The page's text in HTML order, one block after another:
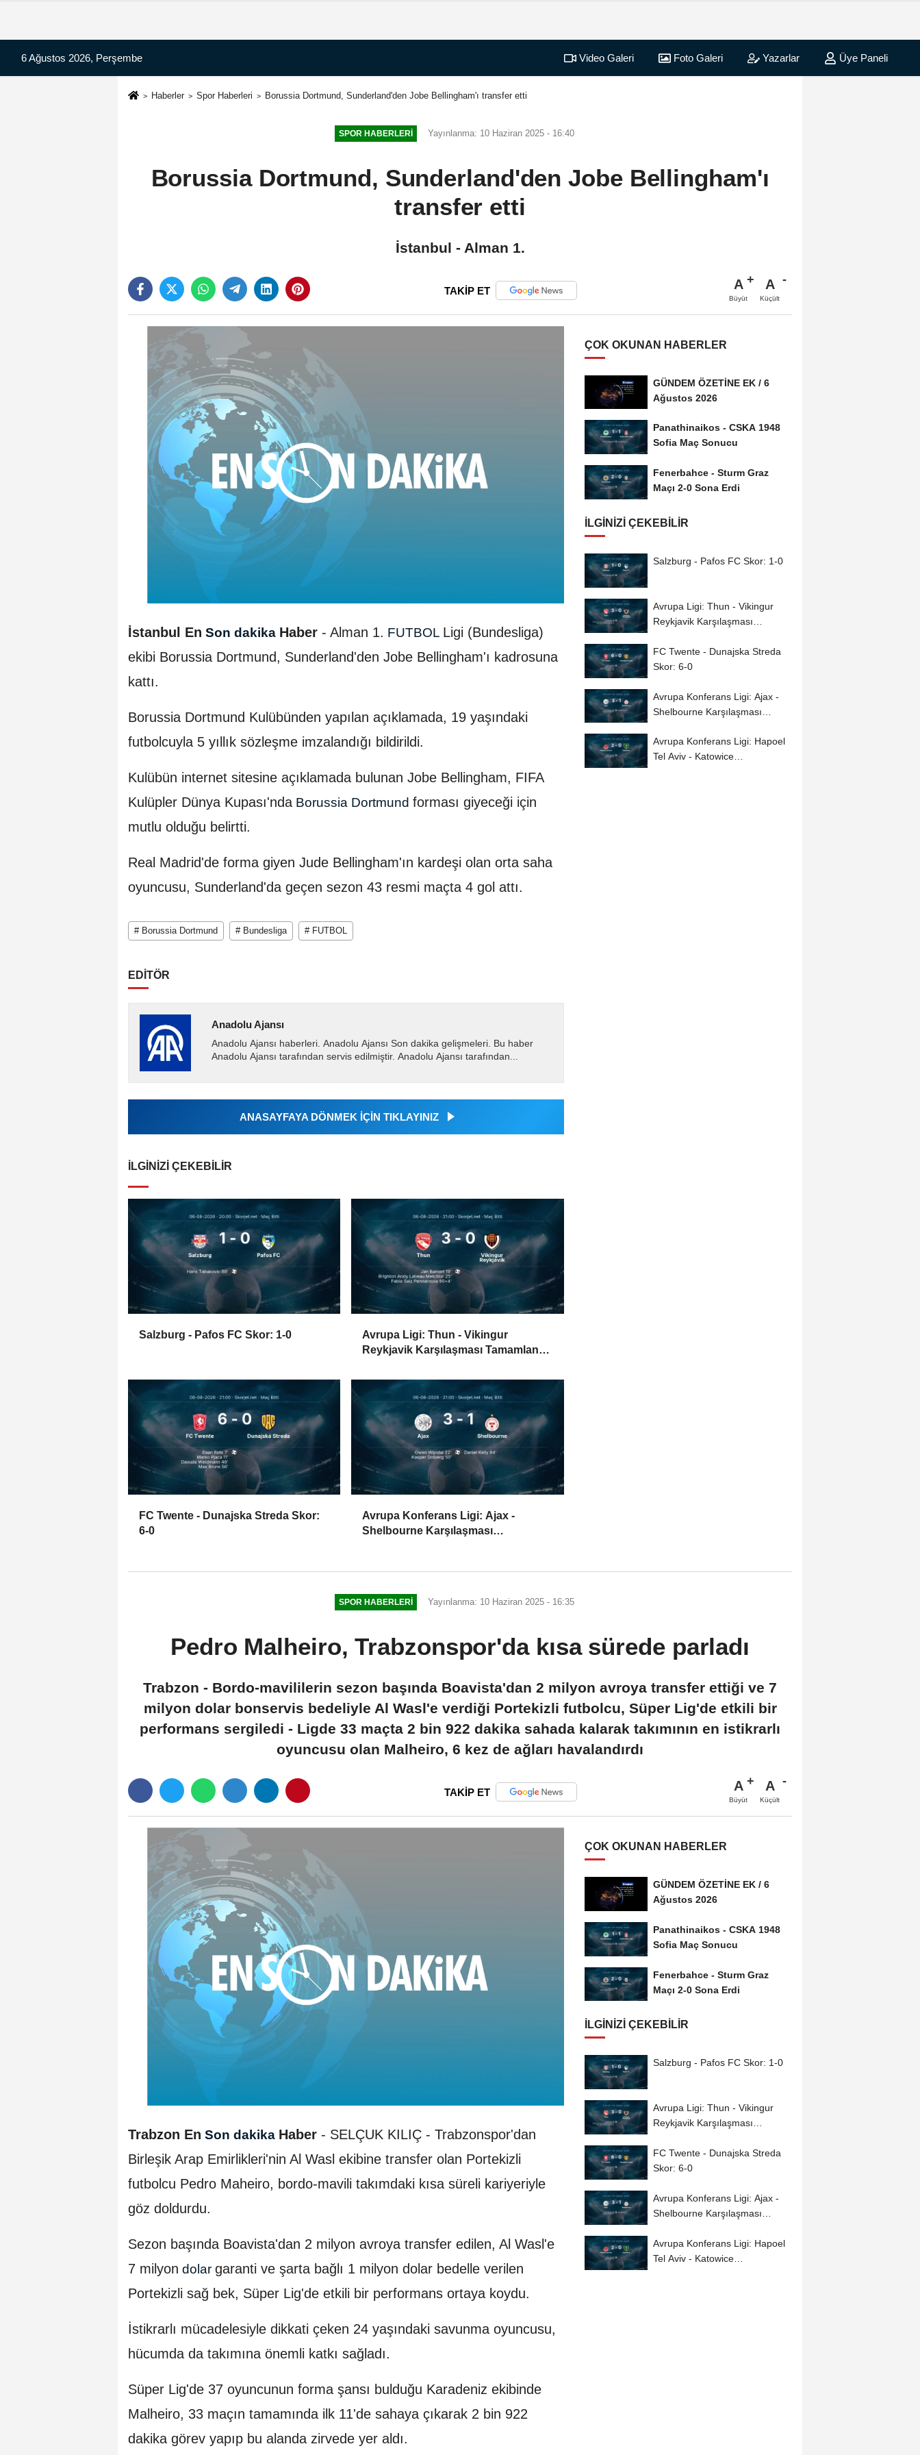
6 Ağustos 2026, Perşembe Video Galeri Foto Galeri Yazarlar Üye Paneli
Haberler Spor Haberleri Borussia Dortmund, Sunderland'den Jobe Bellingham'ı transfer etti
SPOR HABERLERI Yayınlanma: 10 Haziran 2025 - 16:40
Borussia Dortmund, Sunderland'den Jobe Bellingham'ı
transfer etti
İstanbul - Alman 1.
TAKİP ET A
Büyüt
A
Küçült
İstanbul En Son dakika Haber - Alman 1. FUTBOL Ligi (Bundesliga)
ekibi Borussia Dortmund, Sunderland'den Jobe Bellingham'ı kadrosuna
kattı.
Borussia Dortmund Kulübünden yapılan açıklamada, 19 yaşındaki
futbolcuyla 5 yıllık sözleşme imzalandığı bildirildi.
Kulübün internet sitesine açıklamada bulunan Jobe Bellingham, FIFA
Kulüpler Dünya Kupası'ndaBorussia Dortmund forması giyeceği için
mutlu olduğu belirtti.
Real Madrid'de forma giyen Jude Bellingham'ın kardeşi olan orta saha
oyuncusu, Sunderland'da geçen sezon 43 resmi maçta 4 gol attı.
# Borussia Dortmund # Bundesliga # FUTBOL
EDİTÖR
Anadolu Ajansı
Anadolu Ajansı haberleri. Anadolu Ajansı Son dakika gelişmeleri. Bu haber
Anadolu Ajansı tarafından servis edilmiştir. Anadolu Ajansı tarafından...
ANASAYFAYA DÖNMEK İÇİN TIKLAYINIZ
İLGINIZI ÇEKEBILIR
Salzburg - Pafos FC Skor: 1-0
Avrupa Ligi: Thun - Vikingur
Reykjavik Karşılaşması Tamamlandı
FC Twente - Dunajska Streda Skor:
6-0
Avrupa Konferans Ligi: Ajax -
Shelbourne Karşılaşması
ÇOK OKUNAN HABERLER
GÜNDEM ÖZETİNE EK / 6
Ağustos 2026
Panathinaikos - CSKA 1948
Sofia Maç Sonucu
Fenerbahce - Sturm Graz
Maçı 2-0 Sona Erdi
İLGINIZI ÇEKEBILIR
Salzburg - Pafos FC Skor: 1-0
Avrupa Ligi: Thun - Vikingur
Reykjavik Karşılaşması
FC Twente - Dunajska Streda
Skor: 6-0
Avrupa Konferans Ligi: Ajax -
Shelbourne Karşılaşması
Avrupa Konferans Ligi: Hapoel
Tel Aviv - Katowice
SPOR HABERLERI Yayınlanma: 10 Haziran 2025 - 16:35
Pedro Malheiro, Trabzonspor'da kısa sürede parladı
Trabzon - Bordo-mavililerin sezon başında Boavista'dan 2 milyon avroya transfer ettiği ve 7
milyon dolar bonservis bedeliyle Al Wasl'e verdiği Portekizli futbolcu, Süper Lig'de etkili bir
performans sergiledi - Ligde 33 maçta 2 bin 922 dakika sahada kalarak takımının en istikrarlı
oyuncusu olan Malheiro, 6 kez de ağları havalandırdı
TAKİP ET A
Büyüt
A
Küçült
Trabzon En Son dakika Haber - SELÇUK KILIÇ - Trabzonspor'dan
Birleşik Arap Emirlikleri'nin Al Wasl ekibine transfer olan Portekizli
futbolcu Pedro Maheiro, bordo-mavili takımdaki kısa süreli kariyeriyle
göz doldurdu.
Sezon başında Boavista'dan 2 milyon avroya transfer edilen, Al Wasl'e
7 milyon dolar garanti ve şarta bağlı 1 milyon dolar bedelle verilen
Portekizli sağ bek, Süper Lig'de etkili bir performans ortaya koydu.
İstikrarlı mücadelesiyle dikkati çeken 24 yaşındaki savunma oyuncusu,
hücumda da takımına önemli katkı sağladı.
Süper Lig'de 37 oyuncunun forma şansı bulduğu Karadeniz ekibinde
Malheiro, 33 maçın tamamında ilk 11'de sahaya çıkarak 2 bin 922
dakika görev yapıp bu alanda zirvede yer aldı.
ÇOK OKUNAN HABERLER
GÜNDEM ÖZETİNE EK / 6
Ağustos 2026
Panathinaikos - CSKA 1948
Sofia Maç Sonucu
Fenerbahce - Sturm Graz
Maçı 2-0 Sona Erdi
İLGINIZI ÇEKEBILIR
Salzburg - Pafos FC Skor: 1-0
Avrupa Ligi: Thun - Vikingur
Reykjavik Karşılaşması
FC Twente - Dunajska Streda
Skor: 6-0
Avrupa Konferans Ligi: Ajax -
Shelbourne Karşılaşması
Avrupa Konferans Ligi: Hapoel
Tel Aviv - Katowice